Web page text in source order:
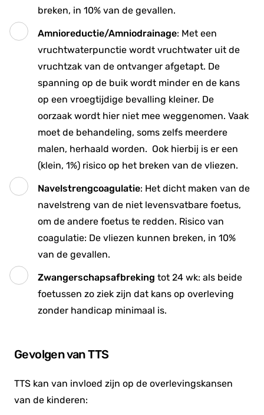
breken, in 10% van de gevallen.
Amnioreductie/Amniodrainage: Met een
vruchtwaterpunctie wordt vruchtwater uit de
vruchtzak van de ontvanger afgetapt. De
spanning op de buik wordt minder en de kans
op een vroegtijdige bevalling kleiner. De
oorzaak wordt hier niet mee weggenomen. Vaak
moet de behandeling, soms zelfs meerdere
malen, herhaald worden. Ook hierbij is er een
(klein, 1%) risico op het breken van de vliezen.
Navelstrengcoagulatie: Het dicht maken van de
navelstreng van de niet levensvatbare foetus,
om de andere foetus te redden. Risico van
coagulatie: De vliezen kunnen breken, in 10%
van de gevallen.
Zwangerschapsafbreking tot 24 wk: als beide
foetussen zo ziek zijn dat kans op overleving
zonder handicap minimaal is.
Gevolgen van TTS
TTS kan van invloed zijn op de overlevingskansen
van de kinderen: